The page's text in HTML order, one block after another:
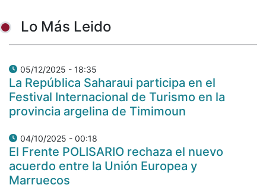
Lo Más Leido
05/12/2025 - 18:35
La República Saharaui participa en el
Festival Internacional de Turismo en la
provincia argelina de Timimoun
04/10/2025 - 00:18
El Frente POLISARIO rechaza el nuevo
acuerdo entre la Unión Europea y
Marruecos